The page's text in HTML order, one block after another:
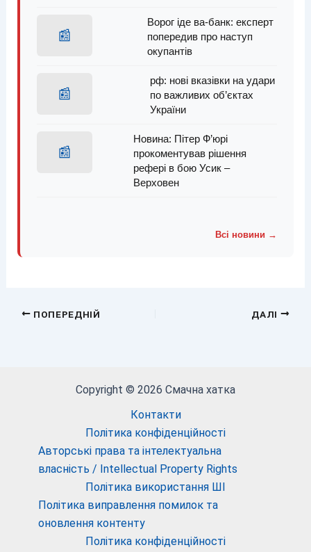
📰
Ворог іде ва-банк: експерт
попередив про наступ
окупантів
📰
рф: нові вказівки на удари
по важливих об’єктах
України
📰
Новина: Пітер Ф’юрі
прокоментував рішення
рефері в бою Усик –
Верховен
Всі новини →
ПОПЕРЕДНІЙ ДАЛІ
Copyright © 2026 Смачна хатка
Контакти
Політика конфіденційності
Авторські права та інтелектуальна
власність / Intellectual Property Rights
Політика використання ШІ
Політика виправлення помилок та
оновлення контенту
Політика конфіденційності